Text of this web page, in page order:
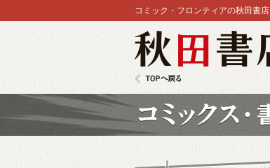
コミック・フロンティアの秋田書店